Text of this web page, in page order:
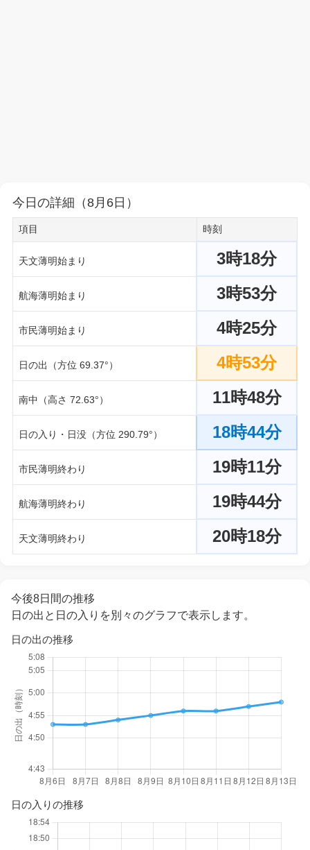
今日の詳細（8月6日）
項目 時刻
天文薄明始まり 3時18分
航海薄明始まり 3時53分
市民薄明始まり 4時25分
日の出（方位 69.37°） 4時53分
南中（高さ 72.63°） 11時48分
日の入り・日没（方位 290.79°） 18時44分
市民薄明終わり 19時11分
航海薄明終わり 19時44分
天文薄明終わり 20時18分
今後8日間の推移
日の出と日の入りを別々のグラフで表示します。
日の出の推移
日の入りの推移